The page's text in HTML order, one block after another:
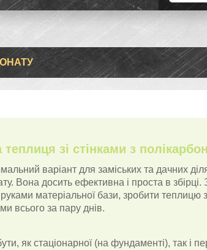
теплиця зі стінками з
варіант для заміських та дачних
Вона досить ефективна і проста в
руками матеріальної бази, зробити теплицю
всього за пару днів.
як стаціонарної (на фундаменті), так і